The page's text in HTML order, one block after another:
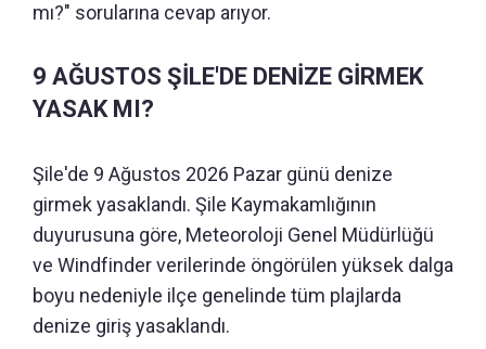
mı?" sorularına cevap arıyor.
9 AĞUSTOS ŞİLE'DE DENİZE GİRMEK
YASAK MI?
Şile'de 9 Ağustos 2026 Pazar günü denize
girmek yasaklandı. Şile Kaymakamlığının
duyurusuna göre, Meteoroloji Genel Müdürlüğü
ve Windfinder verilerinde öngörülen yüksek dalga
boyu nedeniyle ilçe genelinde tüm plajlarda
denize giriş yasaklandı.